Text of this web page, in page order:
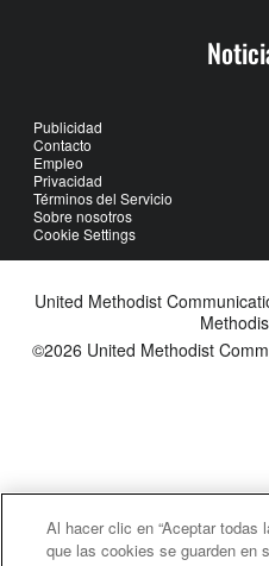
Publicidad
Contacto
Empleo
Privacidad
Términos del Servicio
Sobre nosotros
Cookie Settings
United Methodist
©2026 United Methodist
Al hacer clic en “Aceptar todas
que las cookies se guarden en